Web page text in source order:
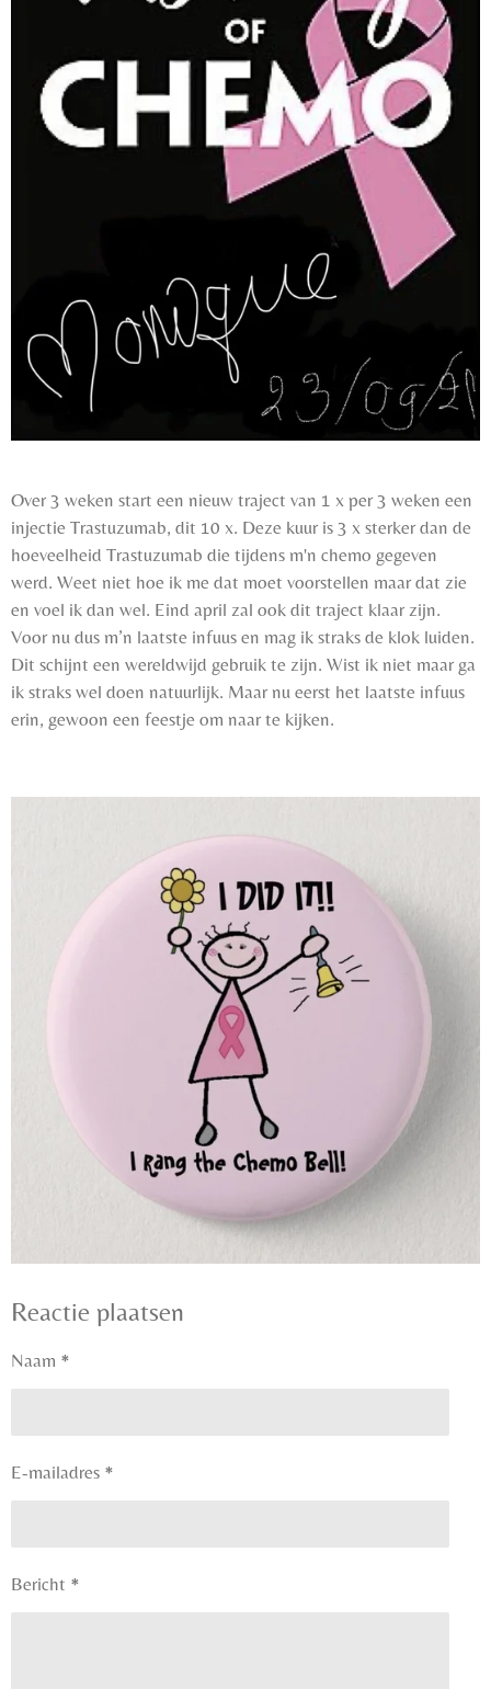
Over 3 weken start een nieuw traject van 1 x per 3 weken een
injectie Trastuzumab, dit 10 x. Deze kuur is 3 x sterker dan de
hoeveelheid Trastuzumab die tijdens m'n chemo gegeven
werd. Weet niet hoe ik me dat moet voorstellen maar dat zie
en voel ik dan wel. Eind april zal ook dit traject klaar zijn.
Voor nu dus m’n laatste infuus en mag ik straks de klok luiden.
Dit schijnt een wereldwijd gebruik te zijn. Wist ik niet maar ga
ik straks wel doen natuurlijk. Maar nu eerst het laatste infuus
erin, gewoon een feestje om naar te kijken.
Reactie plaatsen
Naam *
E-mailadres *
Bericht *